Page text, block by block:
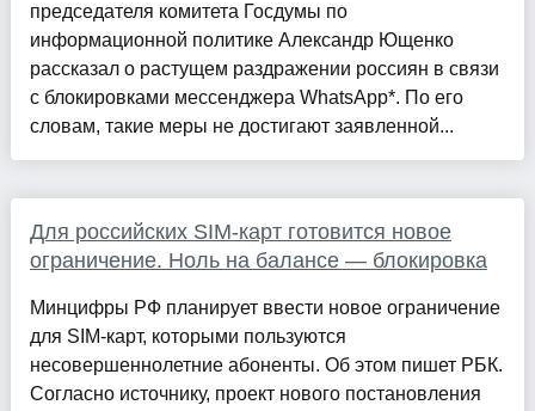
председателя комитета Госдумы по
информационной политике Александр Ющенко
рассказал о растущем раздражении россиян в связи
с блокировками мессенджера WhatsApp*. По его
словам, такие меры не достигают заявленной...
Для российских SIM-карт готовится новое
ограничение. Ноль на балансе — блокировка
Минцифры РФ планирует ввести новое ограничение
для SIM-карт, которыми пользуются
несовершеннолетние абоненты. Об этом пишет РБК.
Согласно источнику, проект нового постановления